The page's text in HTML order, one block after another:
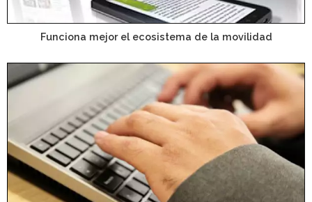
Funciona mejor el ecosistema de la movilidad